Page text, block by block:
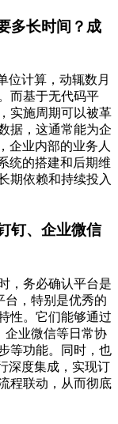
多长时间？成
位计算，动辄数月
而基于无代码平
实施周期可以被革
据，这通常能为企
企业内部的业务人
统的搭建和后期维
期依赖和持续投入
钉、企业微信
，务必确认平台是
台，特别是优秀的
性。它们能够通过
企业微信等日常协
等功能。同时，也
深度集成，实现订
程联动，从而彻底